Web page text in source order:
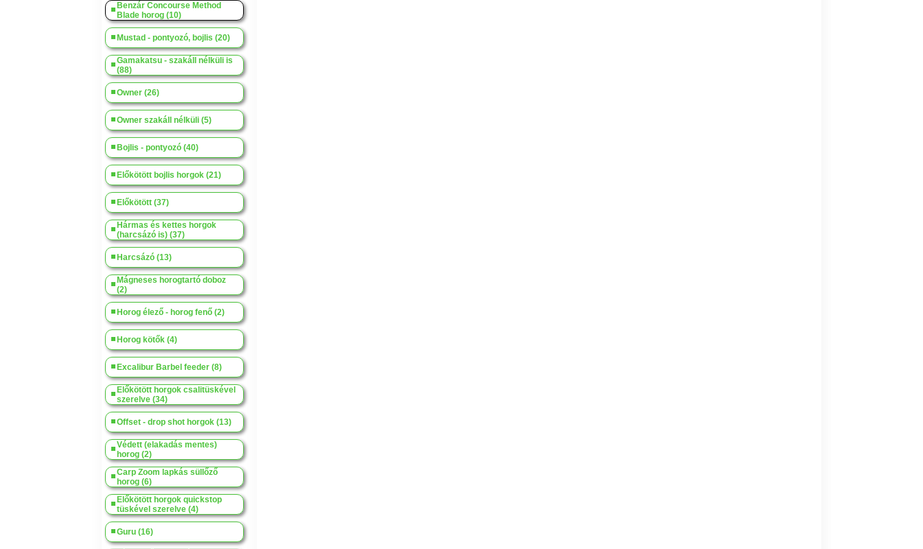
Benzár Concourse Method
Blade horog (10)
Mustad - pontyozó, bojlis (20)
Gamakatsu - szakáll nélküli is
(88)
Owner (26)
Owner szakáll nélküli (5)
Bojlis - pontyozó (40)
Előkötött bojlis horgok (21)
Előkötött (37)
Hármas és kettes horgok
(harcsázó is) (37)
Harcsázó (13)
Mágneses horogtartó doboz
(2)
Horog élező - horog fenő (2)
Horog kötők (4)
Excalibur Barbel feeder (8)
Előkötött horgok csalitüskével
szerelve (34)
Offset - drop shot horgok (13)
Védett (elakadás mentes)
horog (2)
Carp Zoom lapkás süllőző
horog (6)
Előkötött horgok quickstop
tüskével szerelve (4)
Guru (16)